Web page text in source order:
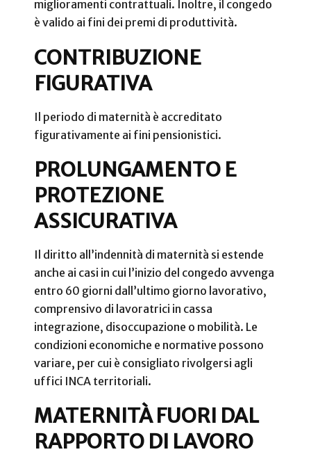
miglioramenti contrattuali. Inoltre, il congedo
è valido ai fini dei premi di produttività.
CONTRIBUZIONE
FIGURATIVA
Il periodo di maternità è accreditato
figurativamente ai fini pensionistici.
PROLUNGAMENTO E
PROTEZIONE
ASSICURATIVA
Il diritto all’indennità di maternità si estende
anche ai casi in cui l’inizio del congedo avvenga
entro 60 giorni dall’ultimo giorno lavorativo,
comprensivo di lavoratrici in cassa
integrazione, disoccupazione o mobilità. Le
condizioni economiche e normative possono
variare, per cui è consigliato rivolgersi agli
uffici INCA territoriali.
MATERNITÀ FUORI DAL
RAPPORTO DI LAVORO